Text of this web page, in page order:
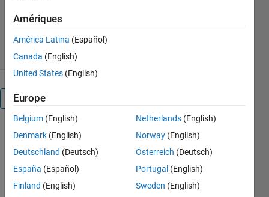
274 téléchargements
21 jan. 2021
Présentation
Download
data from
the New
York Times
Amériques
América Latina (Español)
Canada (English)
United States (English)
Europe
Belgium (English)
Denmark (English)
Deutschland (Deutsch)
España (Español)
Finland (English)
Netherlands (English)
Norway (English)
Österreich (Deutsch)
Portugal (English)
Sweden (English)